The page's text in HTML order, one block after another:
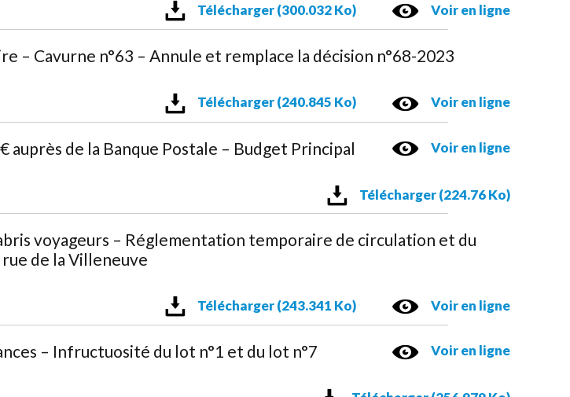
Voir en ligne
Télécharger (300.032 Ko)
– Cavurne n°63 – Annule et remplace la décision n°68-2023
Voir en ligne
Télécharger (240.845 Ko)
auprès de la Banque Postale – Budget Principal Voir en ligne
Télécharger (224.76 Ko)
voyageurs – Réglementation temporaire de circulation et du
de la Villeneuve
Voir en ligne
Télécharger (243.341 Ko)
– Infructuosité du lot n°1 et du lot n°7 Voir en ligne